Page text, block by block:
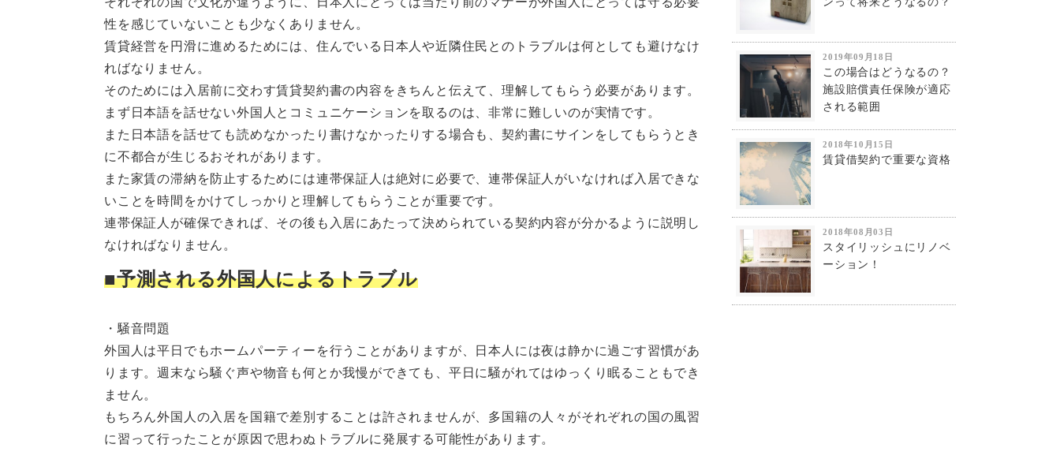
性を感じていないことも少なくありません。
賃貸経営を円滑に進めるためには、住んでいる日本人や近隣住民とのトラブルは何としても避けなけ
ればなりません。
そのためには入居前に交わす賃貸契約書の内容をきちんと伝えて、理解してもらう必要があります。
まず日本語を話せない外国人とコミュニケーションを取るのは、非常に難しいのが実情です。
また日本語を話せても読めなかったり書けなかったりする場合も、契約書にサインをしてもらうとき
に不都合が生じるおそれがあります。
また家賃の滞納を防止するためには連帯保証人は絶対に必要で、連帯保証人がいなければ入居できな
いことを時間をかけてしっかりと理解してもらうことが重要です。
連帯保証人が確保できれば、その後も入居にあたって決められている契約内容が分かるように説明し
なければなりません。
■予測される外国人によるトラブル
・騒音問題
外国人は平日でもホームパーティーを行うことがありますが、日本人には夜は静かに過ごす習慣があ
ります。週末なら騒ぐ声や物音も何とか我慢ができても、平日に騒がれてはゆっくり眠ることもでき
ません。
もちろん外国人の入居を国籍で差別することは許されませんが、多国籍の人々がそれぞれの国の風習
に習って行ったことが原因で思わぬトラブルに発展する可能性があります。
2019年09月18日
この場合はどうなるの？
施設賠償責任保険が適応
される範囲
2018年10月15日
賃貸借契約で重要な資格
2018年08月03日
スタイリッシュにリノベ
ーション！